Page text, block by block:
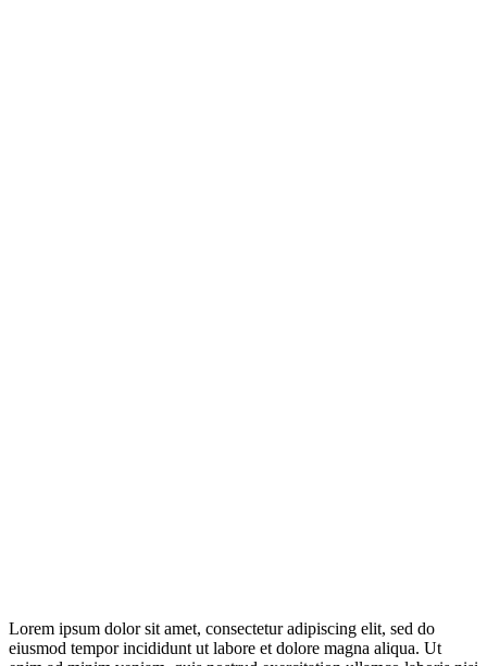
Lorem ipsum dolor sit amet, consectetur adipiscing elit, sed do
eiusmod tempor incididunt ut labore et dolore magna aliqua. Ut